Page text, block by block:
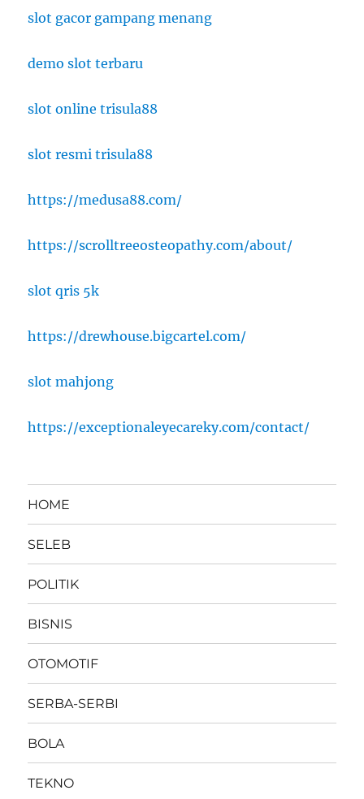
slot gacor gampang menang
demo slot terbaru
slot online trisula88
slot resmi trisula88
https://medusa88.com/
https://scrolltreeosteopathy.com/about/
slot qris 5k
https://drewhouse.bigcartel.com/
slot mahjong
https://exceptionaleyecareky.com/contact/
HOME
SELEB
POLITIK
BISNIS
OTOMOTIF
SERBA-SERBI
BOLA
TEKNO